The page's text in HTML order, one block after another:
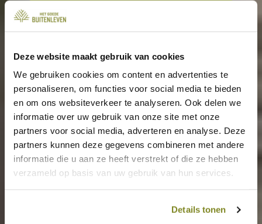
Deze website maakt gebruik van cookies
We gebruiken cookies om content en advertenties te
personaliseren, om functies voor social media te bieden
en om ons websiteverkeer te analyseren. Ook delen we
informatie over uw gebruik van onze site met onze
partners voor social media, adverteren en analyse. Deze
partners kunnen deze gegevens combineren met andere
informatie die u aan ze heeft verstrekt of die ze hebben
verzameld op basis van uw gebruik van hun services.
Details tonen
Brainstormsessie boeken